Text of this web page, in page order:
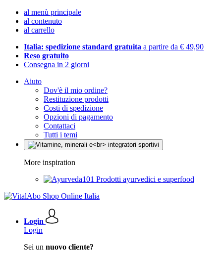
al menù principale
al contenuto
al carrello
Italia: spedizione standard gratuita a partire da € 49,90
Reso gratuito
Consegna in 2 giorni
Aiuto
Dov'è il mio ordine?
Restituzione prodotti
Costi di spedizione
Opzioni di pagamento
Contattaci
Tutti i temi
More inspiration
Prodotti ayurvedici e superfood
Login
Login
Sei un nuovo cliente?